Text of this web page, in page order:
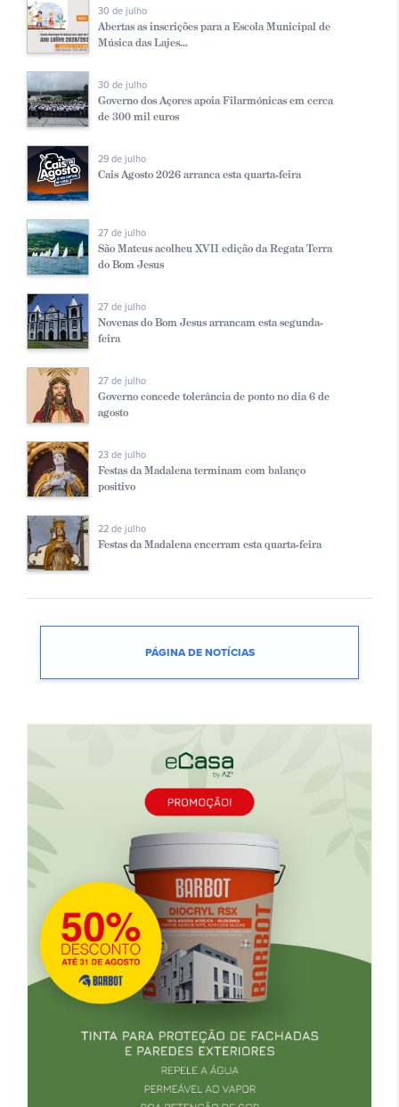
30 de julho
Abertas as inscrições para a Escola Municipal de
Música das Lajes...
30 de julho
Governo dos Açores apoia Filarmónicas em cerca
de 300 mil euros
29 de julho
Cais Agosto 2026 arranca esta quarta-feira
27 de julho
São Mateus acolheu XVII edição da Regata Terra
do Bom Jesus
27 de julho
Novenas do Bom Jesus arrancam esta segunda-
feira
27 de julho
Governo concede tolerância de ponto no dia 6 de
agosto
23 de julho
Festas da Madalena terminam com balanço
positivo
22 de julho
Festas da Madalena encerram esta quarta-feira
PÁGINA DE NOTÍCIAS